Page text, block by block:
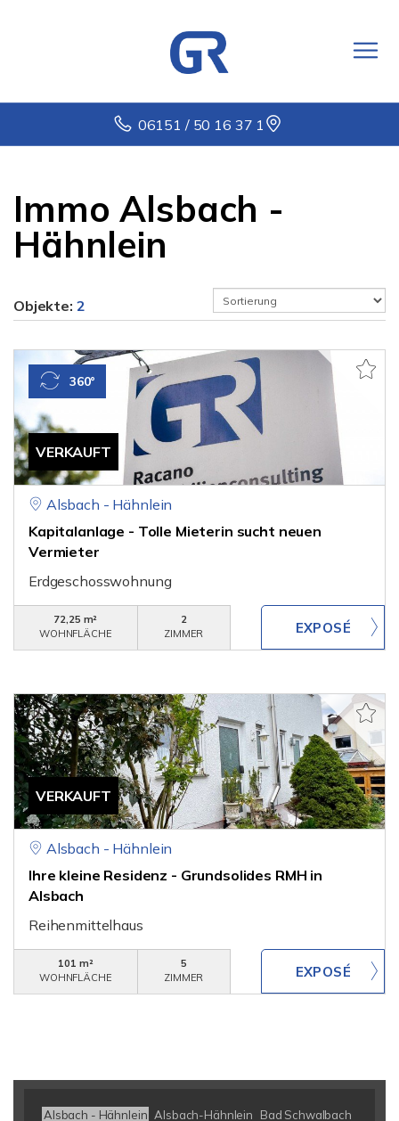
06151 / 50 16 37 1
Immo Alsbach -
Hähnlein
Objekte: 2
VERKAUFT
360°
Alsbach - Hähnlein
Kapitalanlage - Tolle Mieterin sucht neuen
Vermieter
Erdgeschosswohnung
72,25 m²
WOHNFLÄCHE
2
ZIMMER
VERKAUFT
Alsbach - Hähnlein
Ihre kleine Residenz - Grundsolides RMH in
Alsbach
Reihenmittelhaus
101 m²
WOHNFLÄCHE
5
ZIMMER
Alsbach - Hähnlein Alsbach-Hähnlein
Bad Schwalbach